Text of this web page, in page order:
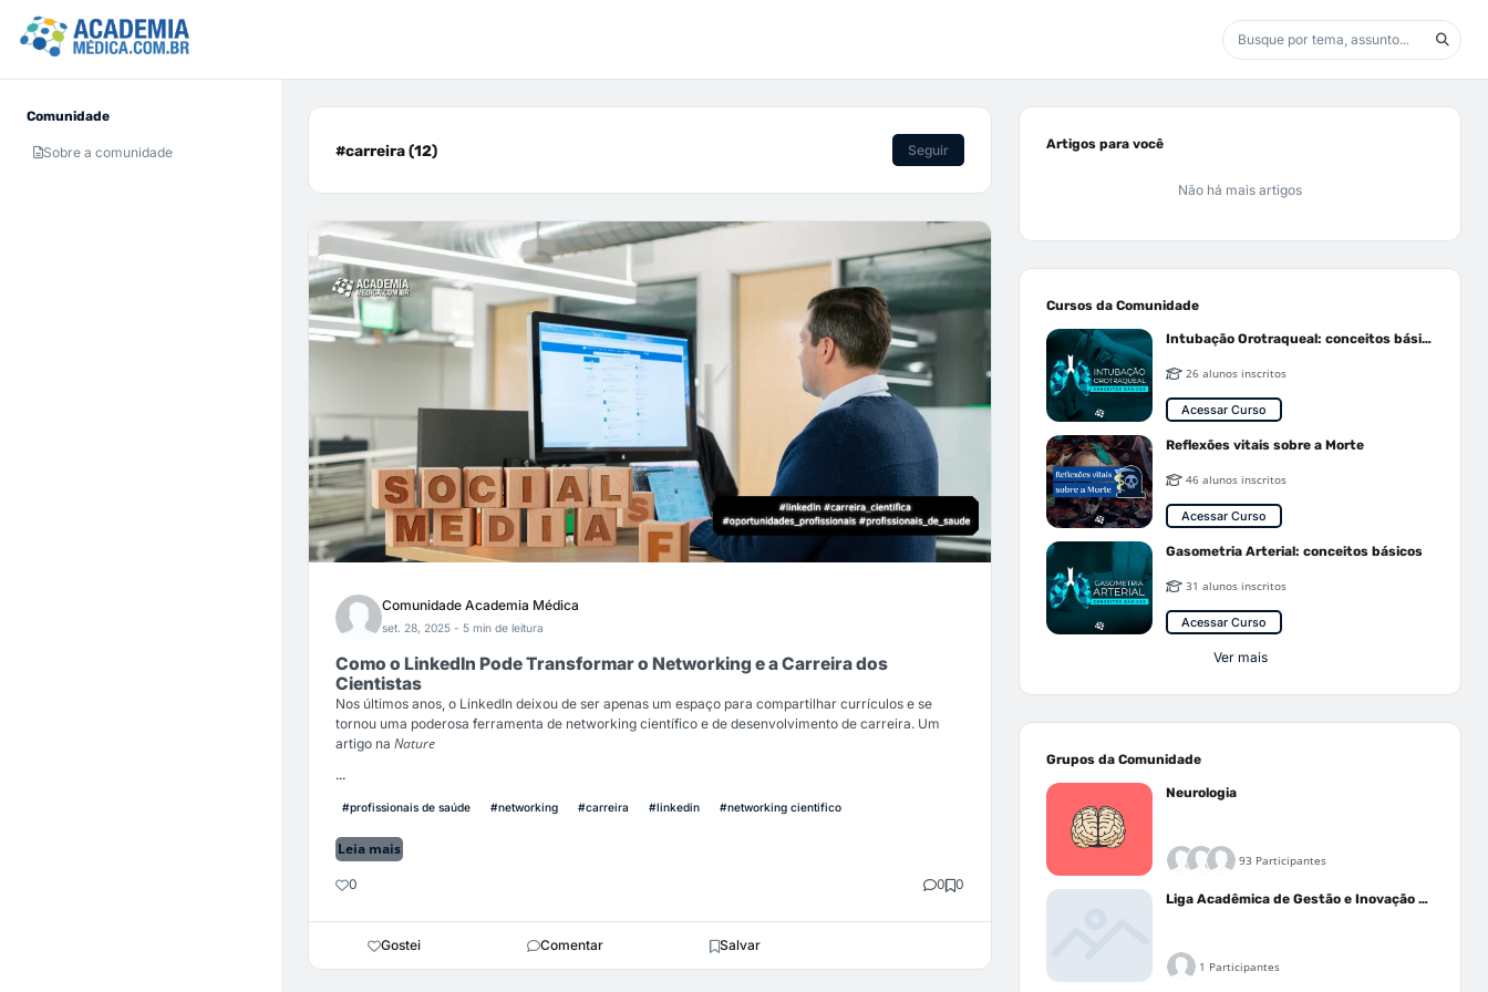
Comunidade
Sobre a comunidade #carreira (12) Seguir
Comunidade Academia Médica
set. 28, 2025 - 5 min de leitura
Como o LinkedIn Pode Transformar o Networking e a Carreira dos
Cientistas
Nos últimos anos, o LinkedIn deixou de ser apenas um espaço para compartilhar currículos e se
tornou uma poderosa ferramenta de networking científico e de desenvolvimento de carreira. Um
artigo na Nature
...
#profissionais de saúde #networking #carreira #linkedin #networking cientifico
Leia mais
0 0 0
Gostei Comentar Salvar
Artigos para você
Não há mais artigos
Cursos da Comunidade
Intubação Orotraqueal: conceitos básicos
26 alunos inscritos
Acessar Curso
Reflexões vitais sobre a Morte
46 alunos inscritos
Acessar Curso
Gasometria Arterial: conceitos básicos
31 alunos inscritos
Acessar Curso
Ver mais
Grupos da Comunidade
Neurologia
93 Participantes
Liga Acadêmica de Gestão e Inovação Médica - LAGIM
1 Participantes